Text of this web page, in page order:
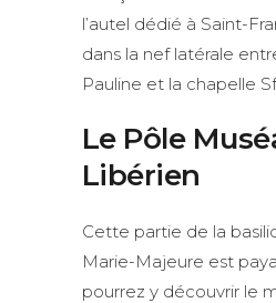
l’autel dédié à Saint-
dans la nef latérale
Pauline et la chapelle
Le Pôle
Libérien
Cette partie de la
Marie-Majeure est
pourrez y découvrir le